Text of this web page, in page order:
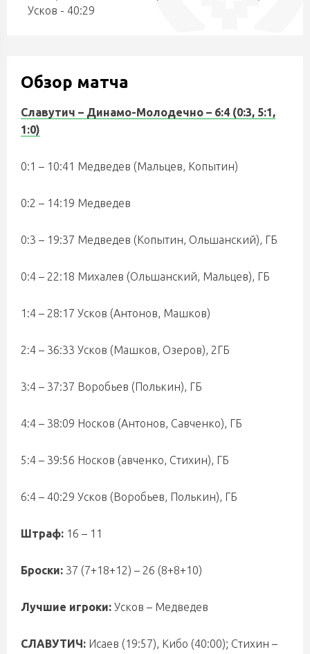
Усков - 40:29
Обзор матча
Славутич – Динамо-Молодечно – 6:4 (0:3, 5:1,
1:0)
0:1 – 10:41 Медведев (Мальцев, Копытин)
0:2 – 14:19 Медведев
0:3 – 19:37 Медведев (Копытин, Ольшанский), ГБ
0:4 – 22:18 Михалев (Ольшанский, Мальцев), ГБ
1:4 – 28:17 Усков (Антонов, Машков)
2:4 – 36:33 Усков (Машков, Озеров), 2ГБ
3:4 – 37:37 Воробьев (Полькин), ГБ
4:4 – 38:09 Носков (Антонов, Савченко), ГБ
5:4 – 39:56 Носков (авченко, Стихин), ГБ
6:4 – 40:29 Усков (Воробьев, Полькин), ГБ
Штраф: 16 – 11
Броски: 37 (7+18+12) – 26 (8+8+10)
Лучшие игроки: Усков – Медведев
СЛАВУТИЧ: Исаев (19:57), Кибо (40:00); Стихин –